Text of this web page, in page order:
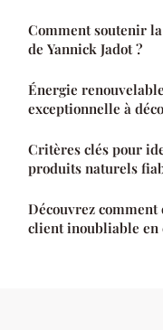
Comment soutenir
de Yannick Jadot ?
Énergie
exceptionnelle à
Critères clés pour
produits naturels
Découvrez
client inoubliable en